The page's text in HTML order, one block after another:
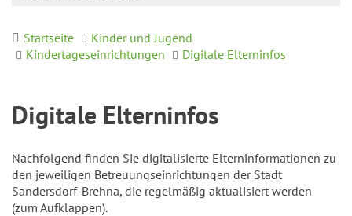
Startseite
Kinder und Jugend
Kindertageseinrichtungen
Digitale Elterninfos
Digitale Elterninfos
Nachfolgend finden Sie digitalisierte Elterninformationen zu
den jeweiligen Betreuungseinrichtungen der Stadt
Sandersdorf-Brehna, die regelmäßig aktualisiert werden
(zum Aufklappen).